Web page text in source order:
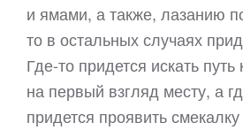
и ямами, а также, лазанию
то в остальных случаях
Где-то придется искать
на первый взгляд месту, а
придется проявить